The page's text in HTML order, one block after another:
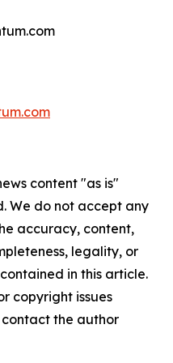
content "as is"
We do not accept any
accuracy, content,
legality, or
in this article.
copyright issues
the author